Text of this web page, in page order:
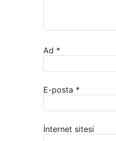
Ad *
E-posta *
İnternet sitesi